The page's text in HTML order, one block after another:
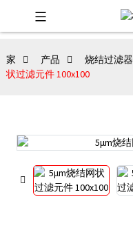
家 产品 烧结过滤器
状过滤元件 100x100